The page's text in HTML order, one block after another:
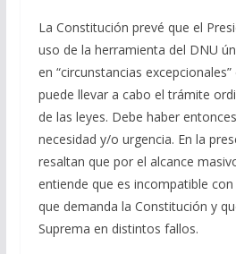
La Constitución prevé que el
uso de la herramienta del DNU
en “circunstancias
puede llevar a cabo el trámite
de las leyes. Debe haber
necesidad y/o urgencia. En la
resaltan que por el alcance
entiende que es incompatible
que demanda la Constitución y
Suprema en distintos fallos.